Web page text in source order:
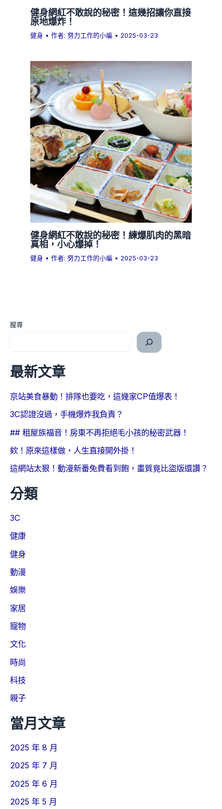
健身網紅不敢說的秘密！這幾招讓你直接
原地爆炸！
健身 • 作者:努力工作的小編 • 2025-03-23
健身網紅不敢說的秘密！練爆肌肉的黑暗
真相，小心爆掉！
健身 • 作者:努力工作的小編 • 2025-03-23
搜尋
最新文章
京站美食暴動！排隊也要吃，這幾家CP值爆表！
3C認證沒過，手機爆炸我負責？
## 租屋族福音！房東不再拒絕毛小孩的秘密武器！
欸！原來這樣做，人生直接開外掛！
這網站太狠！動漫新番免費看到飽，畫質竟比盜版還讚？
分類
3C
健康
健身
動漫
娛樂
家居
寵物
文化
時尚
科技
親子
當月文章
2025 年 8 月
2025 年 7 月
2025 年 6 月
2025 年 5 月